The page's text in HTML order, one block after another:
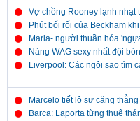
Vợ chồng Rooney lạnh nhạt
Phút bối rối của Beckham
Maria- người thuần hóa
Nàng WAG sexy nhất đội
Liverpool: Các ngôi sao tìm
Marcelo tiết lộ sự căng
Barca: Laporta từng thuê